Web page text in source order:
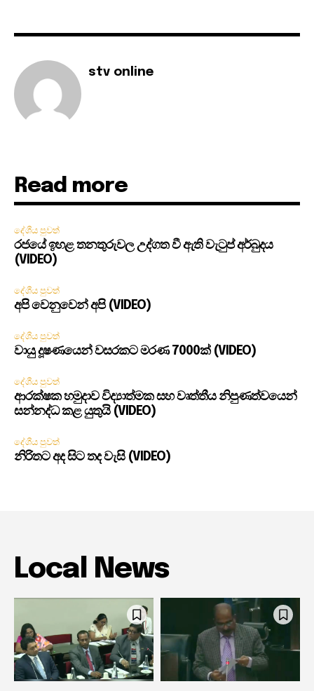
stv online
Read more
දේශීය පුවත්
රජයේ ඉහළ තනතුරුවල උද්ගත වී ඇති වැටුප් අර්බුදය
(VIDEO)
දේශීය පුවත්
අපි වෙනුවෙන් අපි (VIDEO)
දේශීය පුවත්
වායු දූෂණයෙන් වසරකට මරණ 7000ක් (VIDEO)
දේශීය පුවත්
ආරක්ෂක හමුදාව විද්‍යාත්මක සහ වෘත්තීය නිපුණත්වයෙන්
සන්නද්ධ කළ යුතුයි (VIDEO)
දේශීය පුවත්
නිරිතට අද සිට තද වැසි (VIDEO)
Local News